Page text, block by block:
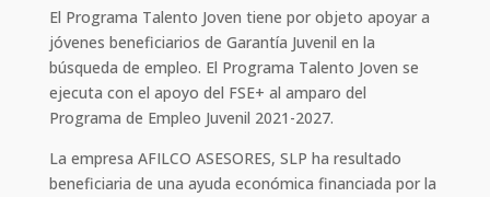
El Programa Talento Joven tiene por objeto apoyar a
jóvenes beneficiarios de Garantía Juvenil en la
búsqueda de empleo. El Programa Talento Joven se
ejecuta con el apoyo del FSE+ al amparo del
Programa de Empleo Juvenil 2021-2027.
La empresa AFILCO ASESORES, SLP ha resultado
beneficiaria de una ayuda económica financiada por la